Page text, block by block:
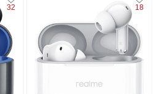
32 18